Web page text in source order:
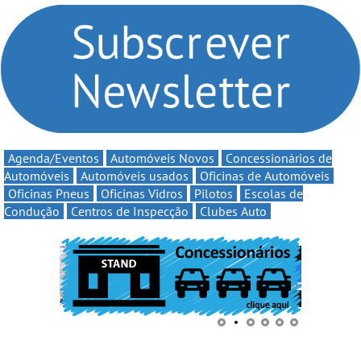
compromisso com o
automobilismo nacional
continua em 2026
Volta” com descontos de
Agenda/Eventos Automóveis Novos
Concessionários de
Automóveis
Automóveis usados
Oficinas de Automóveis
Oficinas Pneus
Oficinas Vidros Pilotos
Escolas de
Condução
Centros de Inspecção Clubes Auto